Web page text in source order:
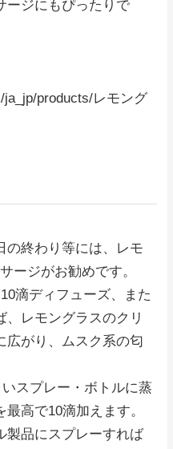
ージにもぴったりで
products/レモング
の終わり等には、レモ
ージがお勧めです。
滴ディフューズ、また
、レモングラスのクリ
広がり、ムスク系の匂
スプレー・ボトルに蒸
高で10滴加えます。
製品にスプレーすれば